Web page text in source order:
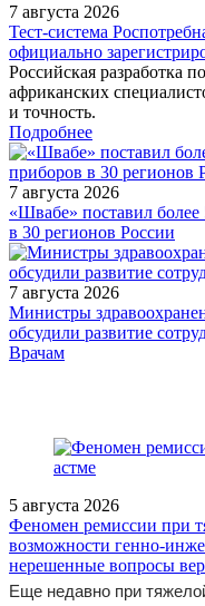
7 августа 2026
Тест‑система
официально
Российская разработка
африканских
и точность.
Подробнее
7 августа 2026
«Швабе» поставил
в 30 регионов России
7 августа 2026
Министры
обсудили развитие
/doctor/pediatrics/
Врачам
5 августа 2026
Феномен ремиссии при
возможности генно-
нерешенные вопросы
Еще недавно при